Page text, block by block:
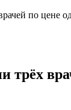
по цене
трёх